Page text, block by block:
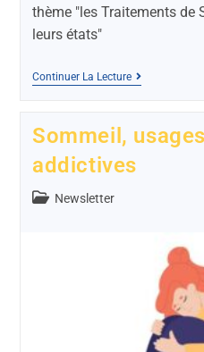
thème "les Traitements de
leurs états"
Continuer La Lecture
Sommeil,
addictives
Newsletter